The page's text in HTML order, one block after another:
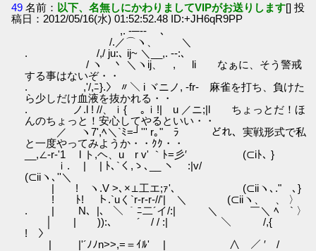
49 名前： 以下、名無しにかわりましてVIPがお送りします[] 投
稿日：2012/05/16(水) 01:52:52.48 ID:+JH6qR9PP
,. -─‐- ､
/.／⌒ヽ、 ＼
. /,/ ju:､ ij~ ＼__,. -‐:､
/ ヽ 丶 ＼ヽij、 , li なぁに、そう警戒
する事はないぞ・・
. ,'/,ﾆ}.〉 〃＼ i ヾニノ, -fr‐ 麻雀を打ち、負けた
ら少しだけ血液を抜かれる・・
. ノ.l ! //、ｉ{ ｡ｉ!| u ／ニ;|l ちょっとだ！ほ
んのちょっと！安心してやるといい・・
／ ヽ7',ﾍ＼`ﾐ=┘''' r｡"￣ﾗ どれ、実戦形式で私
と一度やってみようか・・ｸｸ・・
__,∠-r‐'1 l ト,ヘ、u r v' ｀ﾄ=彡′ (⊂iﾄ､ }
ｉ. | | ﾄ､`く,ゝ､__ ヽ :|v/
(⊂iiヽ､''＼
| ! ヽ.V >､×⊥工エ;ｧ'､ (⊂iiヽ､."ゝ､}
! ﾄ! ト.`uく`r-r-r-//'| ＼ (⊂iiヽ、ゝ、 〉
. | N、|、 ＼ ｀ﾆ二´イ/:| ＼ ￣＼ ﾍ ` 〉
│ | ゞ)):､ ￣´ / / :| ＼ /,{
! 〉
| |'´ﾉﾉn>>,=＝ｲﾙ' | ∧ ／ ′ /